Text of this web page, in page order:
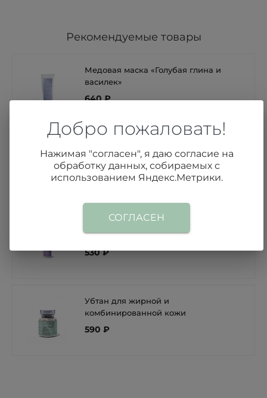
Рекомендуемые товары
Медовая маска «Голубая глина и
василек»
640 ₽
зеленого чая»
450 ₽
Гидрофильное масло «Лаванда»
530 ₽
Убтан для жирной и
комбинированной кожи
590 ₽
Добро пожаловать!
Нажимая "согласен", я даю согласие на
обработку данных, собираемых с
использованием Яндекс.Метрики.
СОГЛАСЕН